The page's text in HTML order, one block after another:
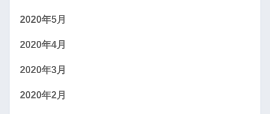
2020年5月
2020年4月
2020年3月
2020年2月